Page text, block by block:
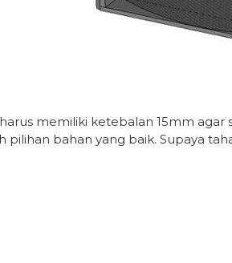
memiliki ketebalan 15mm agar
pilihan bahan yang baik. Supaya